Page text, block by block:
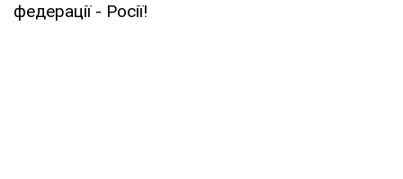
федерації - Росії!